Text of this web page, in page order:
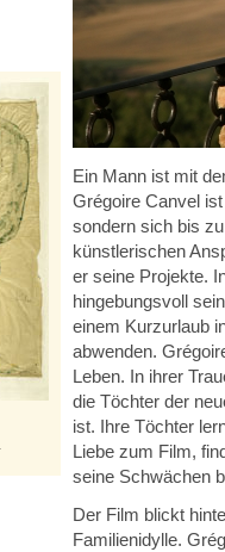
Ein Mann ist mit
Grégoire Canvel
sondern sich bis
künstlerischen
er seine Projekte.
hingebungsvoll
einem Kurzurlaub
abwenden.
Leben. In ihrer
die Töchter der
ist. Ihre Töchter
Liebe zum Film,
seine Schwächen
Der Film blickt
Familienidylle.